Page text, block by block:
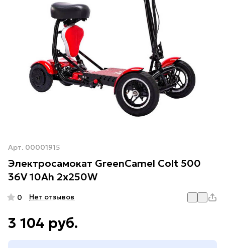
Арт. 00001915
Электросамокат GreenCamel Colt 500
36V 10Ah 2x250W
0 Нет отзывов
3 104 руб.